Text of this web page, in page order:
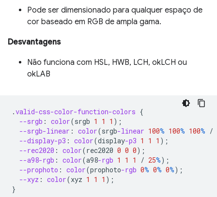
Pode ser dimensionado para qualquer espaço de
cor baseado em RGB de ampla gama.
Desvantagens
Não funciona com HSL, HWB, LCH, okLCH ou
okLAB
.valid-css-color-function-colors {
--srgb : color(srgb 1 1 1 );
--srgb-linear : color(srgb-linear 100% 100% 100% /
--display-p3 : color(display-p3 1 1 1 );
--rec2020 : color(rec2020 0 0 0);
--a98-rgb : color(a98-rgb 1 1 1 / 25%);
--prophoto : color(prophoto-rgb 0% 0% 0%);
--xyz : color(xyz 1 1 1 );
}